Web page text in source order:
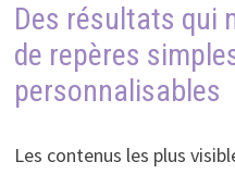
Des résultats qui
de repères
personnalisables
Les contenus les plus